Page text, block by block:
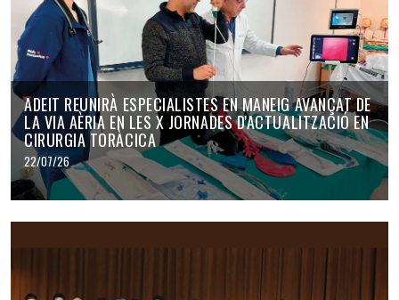
ADEIT REUNIRÀ ESPECIALISTES EN MANEIG AVANÇAT DE
LA VIA AÈRIA EN LES X JORNADES D'ACTUALITZACIÓ EN
CIRURGIA TORÀCICA
22/07/26